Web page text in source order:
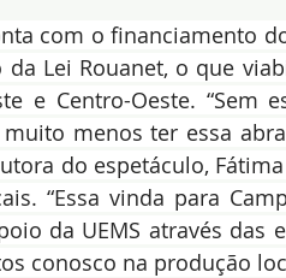
com o financiamento
Lei Rouanet, o que
e Centro-Oeste. “Sem
menos ter essa
do espetáculo,
“Essa vinda para
da UEMS através das
conosco na produção